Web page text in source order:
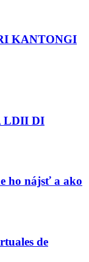
KANTONGI
LDII DI
ho nájsť a ako
de